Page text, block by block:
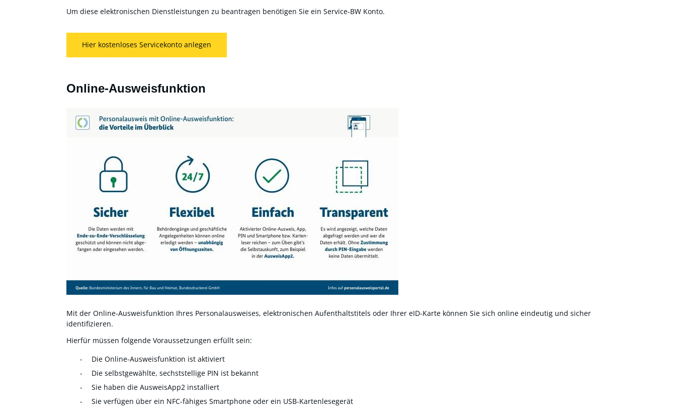
Um diese elektronischen Dienstleistungen zu beantragen benötigen Sie ein Service-BW Konto.
Hier kostenloses Servicekonto anlegen
Online-Ausweisfunktion
Mit der Online-Ausweisfunktion Ihres Personalausweises, elektronischen Aufenthaltstitels oder Ihrer eID-Karte können Sie sich online eindeutig und sicher
identifizieren.
Hierfür müssen folgende Voraussetzungen erfüllt sein:
Die Online-Ausweisfunktion ist aktiviert
Die selbstgewählte, sechststellige PIN ist bekannt
Sie haben die AusweisApp2 installiert
Sie verfügen über ein NFC-fähiges Smartphone oder ein USB-Kartenlesegerät